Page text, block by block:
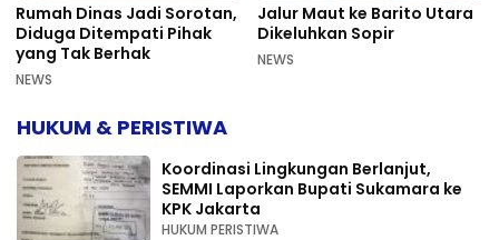
Rumah Dinas Jadi Sorotan,
Diduga Ditempati Pihak
yang Tak Berhak
NEWS
Jalur Maut ke Barito Utara
Dikeluhkan Sopir
NEWS
HUKUM & PERISTIWA
Koordinasi Lingkungan Berlanjut,
SEMMI Laporkan Bupati Sukamara ke
KPK Jakarta
HUKUM PERISTIWA